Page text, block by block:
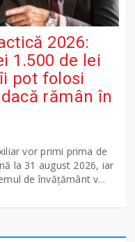
2026:
1.500 de lei
pot folosi
rămân în
vor primi prima de
la 31 august 2026, iar
de învățământ v...